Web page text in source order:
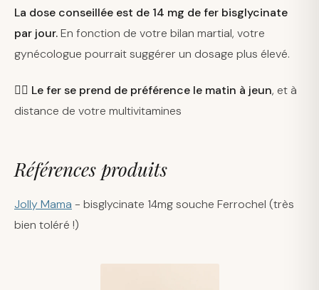
La dose conseillée est de 14 mg de fer bisglycinate
par jour.En fonction de votre bilan martial, votre
gynécologue pourrait suggérer un dosage plus élevé.
👉🏻 Le fer se prend de préférence le matin à jeun, et à
distance de votre multivitamines
Références produits
Jolly Mama - bisglycinate 14mg souche Ferrochel (très
bien toléré !)